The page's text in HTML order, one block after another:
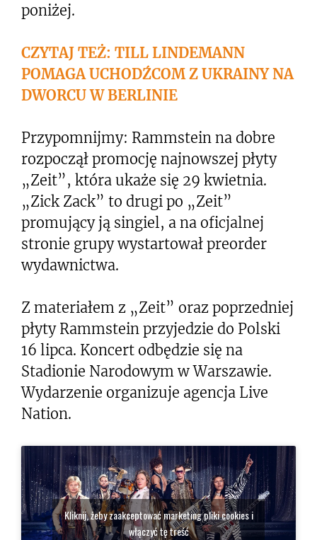
poniżej.
CZYTAJ TEŻ: TILL LINDEMANN
POMAGA UCHODŹCOM Z UKRAINY NA
DWORCU W BERLINIE
Przypomnijmy: Rammstein na dobre
rozpoczął promocję najnowszej płyty
„Zeit”, która ukaże się 29 kwietnia.
„Zick Zack” to drugi po „Zeit”
promujący ją singiel, a na oficjalnej
stronie grupy wystartował preorder
wydawnictwa.
Z materiałem z „Zeit” oraz poprzedniej
płyty Rammstein przyjedzie do Polski
16 lipca. Koncert odbędzie się na
Stadionie Narodowym w Warszawie.
Wydarzenie organizuje agencja Live
Nation.
Kliknij, żeby zaakceptować marketing pliki cookies i
włączyć tę treść